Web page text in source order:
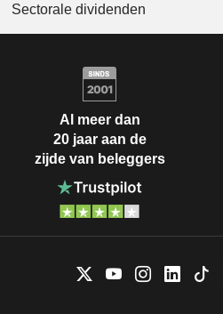
Sectorale dividenden
Al meer dan
20 jaar aan de
zijde van beleggers